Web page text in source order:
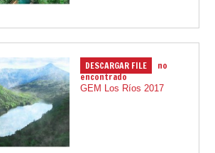
29.01.2019
DESCARGAR FILE
no
encontrado
GEM Los Ríos 2017